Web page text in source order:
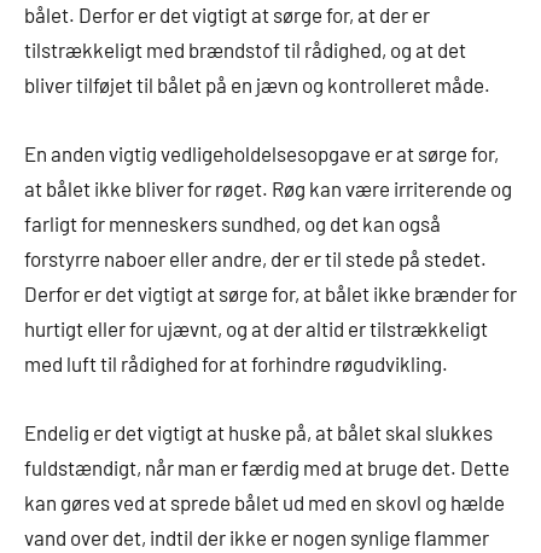
bålet. Derfor er det vigtigt at sørge for, at der er
tilstrækkeligt med brændstof til rådighed, og at det
bliver tilføjet til bålet på en jævn og kontrolleret måde.
En anden vigtig vedligeholdelsesopgave er at sørge for,
at bålet ikke bliver for røget. Røg kan være irriterende og
farligt for menneskers sundhed, og det kan også
forstyrre naboer eller andre, der er til stede på stedet.
Derfor er det vigtigt at sørge for, at bålet ikke brænder for
hurtigt eller for ujævnt, og at der altid er tilstrækkeligt
med luft til rådighed for at forhindre røgudvikling.
Endelig er det vigtigt at huske på, at bålet skal slukkes
fuldstændigt, når man er færdig med at bruge det. Dette
kan gøres ved at sprede bålet ud med en skovl og hælde
vand over det, indtil der ikke er nogen synlige flammer